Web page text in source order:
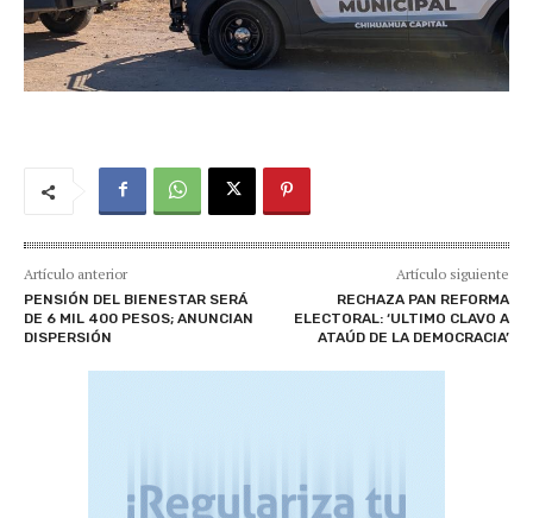
Artículo anterior
PENSIÓN DEL BIENESTAR SERÁ
DE 6 MIL 400 PESOS; ANUNCIAN
DISPERSIÓN
Artículo siguiente
RECHAZA PAN REFORMA
ELECTORAL: ‘ULTIMO CLAVO A
ATAÚD DE LA DEMOCRACIA’